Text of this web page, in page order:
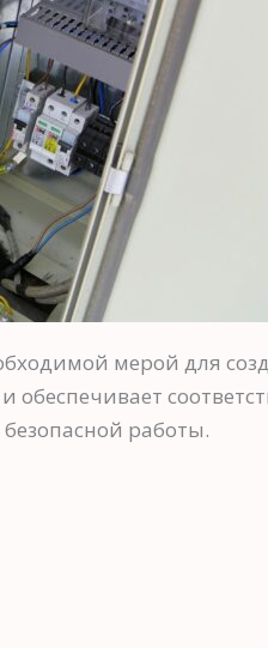
мерой для
работы.